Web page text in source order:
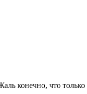
конечно, что